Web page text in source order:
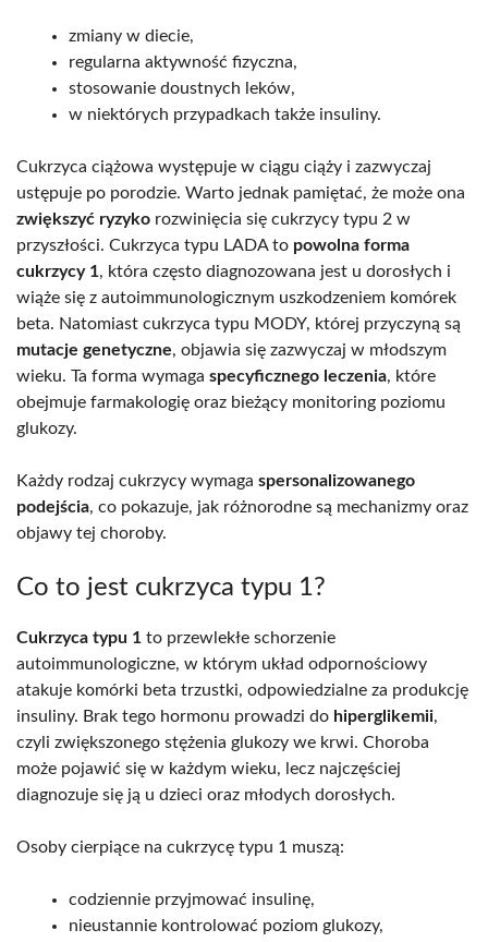
zmiany w diecie,
regularna aktywność fizyczna,
stosowanie doustnych leków,
w niektórych przypadkach także insuliny.
Cukrzyca ciążowa występuje w ciągu ciąży i zazwyczaj
ustępuje po porodzie. Warto jednak pamiętać, że może ona
zwiększyć ryzyko rozwinięcia się cukrzycy typu 2 w
przyszłości. Cukrzyca typu LADA to powolna forma
cukrzycy 1, która często diagnozowana jest u dorosłych i
wiąże się z autoimmunologicznym uszkodzeniem komórek
beta. Natomiast cukrzyca typu MODY, której przyczyną są
mutacje genetyczne, objawia się zazwyczaj w młodszym
wieku. Ta forma wymaga specyficznego leczenia, które
obejmuje farmakologię oraz bieżący monitoring poziomu
glukozy.
Każdy rodzaj cukrzycy wymaga spersonalizowanego
podejścia, co pokazuje, jak różnorodne są mechanizmy oraz
objawy tej choroby.
Co to jest cukrzyca typu 1?
Cukrzyca typu 1 to przewlekłe schorzenie
autoimmunologiczne, w którym układ odpornościowy
atakuje komórki beta trzustki, odpowiedzialne za produkcję
insuliny. Brak tego hormonu prowadzi do hiperglikemii,
czyli zwiększonego stężenia glukozy we krwi. Choroba
może pojawić się w każdym wieku, lecz najczęściej
diagnozuje się ją u dzieci oraz młodych dorosłych.
Osoby cierpiące na cukrzycę typu 1 muszą:
codziennie przyjmować insulinę,
nieustannie kontrolować poziom glukozy,